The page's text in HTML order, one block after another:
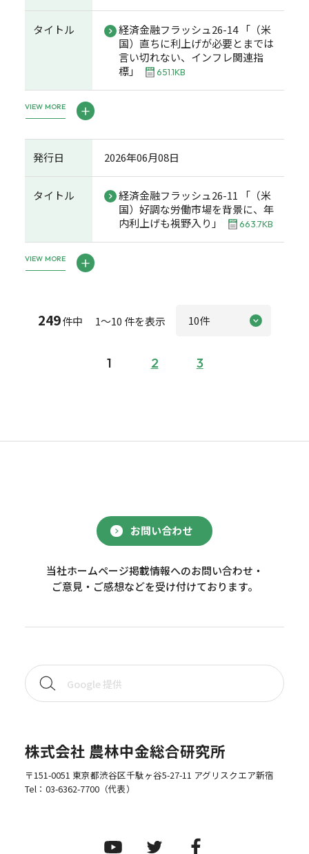
タイトル
経済金融フラッシュ26-14 「（米
国）直ちに利上げが必要とまでは
言い切れない、インフレ関連指
標」
651.1KB
VIEW MORE
発行日 2026年06月08日
タイトル
経済金融フラッシュ26-11 「（米
国）好調な労働市場を背景に、年
内利上げも視野入り」
663.7KB
VIEW MORE
249件中 1～10 件を表示
1 2 3
お問い合わせ
当社ホームページ掲載情報へのお問い合わせ・
ご意見・ご感想などを受け付けております。
株式会社 農林中金総合研究所
〒151-0051 東京都渋谷区千駄ヶ谷5-27-11 アグリスクエア新宿
Tel： 03-6362-7700（代表）